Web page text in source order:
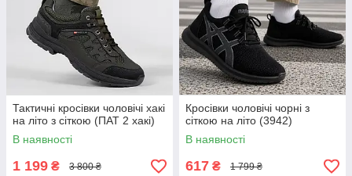
Тактичні кросівки чоловічі хакі
на літо з сіткою (ПАТ 2 хакі)
В наявності
1 199 ₴ 3 800 ₴
Кросівки чоловічі чорні з
сіткою на літо (3942)
В наявності
617 ₴ 1 799 ₴